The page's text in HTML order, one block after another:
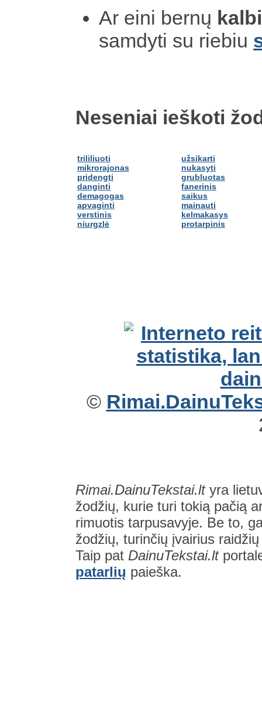
Ar eini bernų
samdyti su riebiu
Neseniai ieškoti
trililiuoti
mikrorajonas
pridengti
danginti
demagogas
apvaginti
verstinis
niurgzlė
užsikarti
nukasyti
grubluotas
fanerinis
saikus
mainauti
kelmakasys
protarpinis
©
Rimai.DainuTekstai.ltyra
žodžių, kurie turi tokią pačią
rimuotis tarpusavyje. Be to,
žodžių, turinčių įvairius
Taip pat DainuTekstai.lt
patarlių paieška.